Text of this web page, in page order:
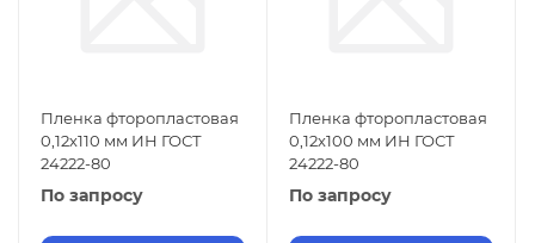
Пленка фторопластовая
0,12х110 мм ИН ГОСТ
24222-80
По запросу
Пленка фторопластовая
0,12х100 мм ИН ГОСТ
24222-80
По запросу